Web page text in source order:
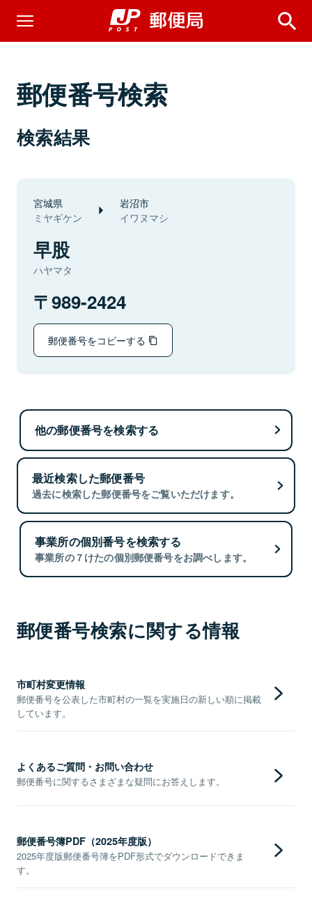
郵便番号検索
検索結果
宮城県
ミヤギケン
岩沼市
イワヌマシ
早股
ハヤマタ
989-2424
郵便番号をコピーする
他の郵便番号を検索する
最近検索した郵便番号
過去に検索した郵便番号をご覧いただけます。
事業所の個別番号を検索する
事業所の７けたの個別郵便番号をお調べします。
郵便番号検索に関する情報
市町村変更情報
郵便番号を公表した市町村の一覧を実施日の新しい順に掲載
しています。
よくあるご質問・お問い合わせ
郵便番号に関するさまざまな疑問にお答えします。
郵便番号簿PDF（2025年度版）
2025年度版郵便番号簿をPDF形式でダウンロードできま
す。